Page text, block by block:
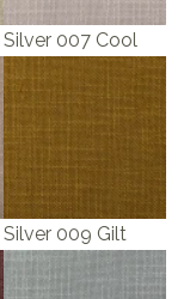
Silver 007 Cool
Silver 009 Gilt